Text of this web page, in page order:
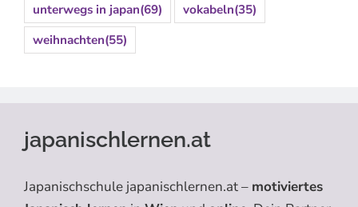
unterwegs in japan(69) vokabeln(35)
weihnachten(55)
japanischlernen.at
Japanischschule japanischlernen.at – motiviertes